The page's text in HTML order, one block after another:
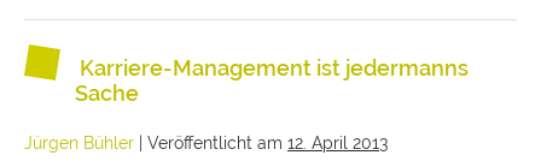
Karriere-Management ist jedermanns
Sache
Jürgen Bühler Veröffentlicht am 12. April 2013